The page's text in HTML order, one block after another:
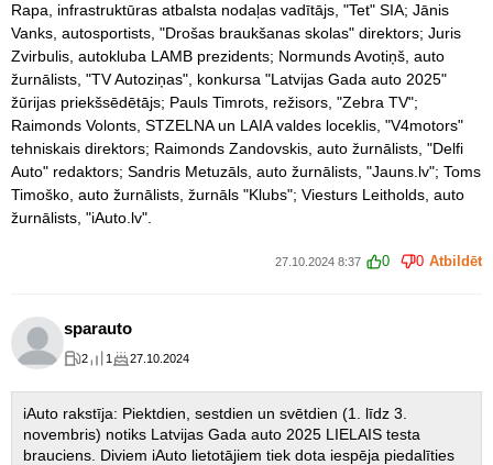
Rapa, infrastruktūras atbalsta nodaļas vadītājs, "Tet" SIA; Jānis
Vanks, autosportists, "Drošas braukšanas skolas" direktors; Juris
Zvirbulis, autokluba LAMB prezidents; Normunds Avotiņš, auto
žurnālists, "TV Autoziņas", konkursa "Latvijas Gada auto 2025"
žūrijas priekšsēdētājs; Pauls Timrots, režisors, "Zebra TV";
Raimonds Volonts, STZELNA un LAIA valdes loceklis, "V4motors"
tehniskais direktors; Raimonds Zandovskis, auto žurnālists, "Delfi
Auto" redaktors; Sandris Metuzāls, auto žurnālists, "Jauns.lv"; Toms
Timoško, auto žurnālists, žurnāls "Klubs"; Viesturs Leitholds, auto
žurnālists, "iAuto.lv".
27.10.2024 8:37 0 0 Atbildēt
sparauto
2 1 27.10.2024
iAuto rakstīja: Piektdien, sestdien un svētdien (1. līdz 3.
novembris) notiks Latvijas Gada auto 2025 LIELAIS testa
brauciens. Diviem iAuto lietotājiem tiek dota iespēja piedalīties